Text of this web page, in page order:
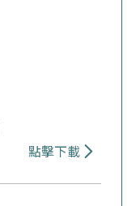
點擊下載